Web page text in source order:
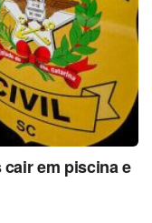
em piscina e